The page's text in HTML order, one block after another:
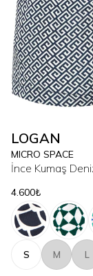
LOGAN
MICRO SPACE
İnce Kumaş
4.600₺
S M L